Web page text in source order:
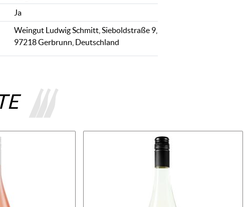
Ja
Weingut Ludwig Schmitt, Sieboldstraße 9,
97218 Gerbrunn, Deutschland